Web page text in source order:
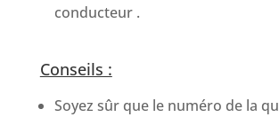
conducteur .
Conseils :
Soyez sûr que le numéro de la